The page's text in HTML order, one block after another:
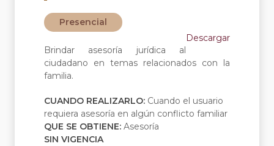
Presencial
Descargar
Brindar asesoría jurídica al
ciudadano en temas relacionados con la
familia.
CUANDO REALIZARLO: Cuando el usuario
requiera asesoría en algún conflicto familiar
QUE SE OBTIENE: Asesoría
SIN VIGENCIA